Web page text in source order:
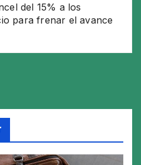
del 15% a los
para frenar el avance